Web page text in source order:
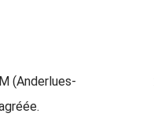
(Anderlues-